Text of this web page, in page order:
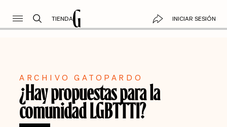
TIENDA INICIAR SESIÓN
ARCHIVO GATOPARDO
¿Hay propuestas para la
comunidad LGBTTTI?